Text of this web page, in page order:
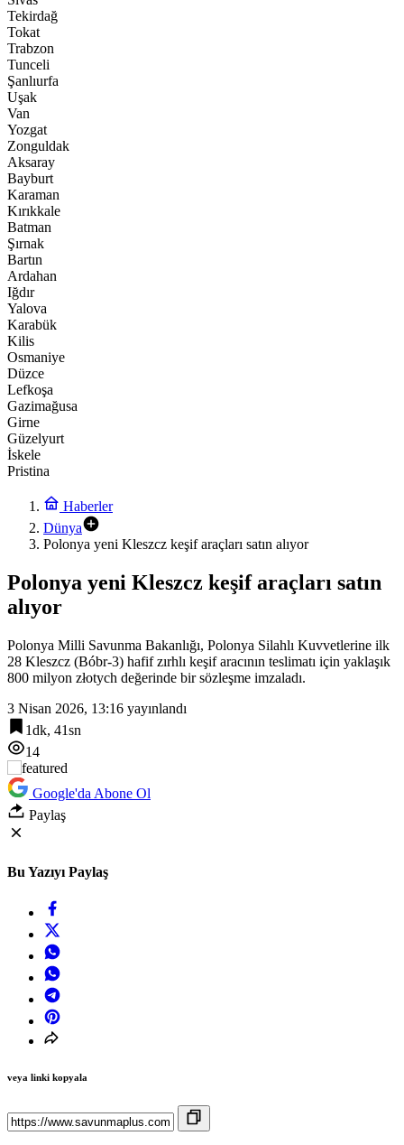
Tekirdağ
Tokat
Trabzon
Tunceli
Şanlıurfa
Uşak
Van
Yozgat
Zonguldak
Aksaray
Bayburt
Karaman
Kırıkkale
Batman
Şırnak
Bartın
Ardahan
Iğdır
Yalova
Karabük
Kilis
Osmaniye
Düzce
Lefkoşa
Gazimağusa
Girne
Güzelyurt
İskele
Pristina
Haberler
Dünya
Polonya yeni Kleszcz keşif araçları satın alıyor
Polonya yeni Kleszcz keşif araçları satın
alıyor
Polonya Milli Savunma Bakanlığı, Polonya Silahlı Kuvvetlerine ilk
28 Kleszcz (Bóbr-3) hafif zırhlı keşif aracının teslimatı için yaklaşık
800 milyon złotych değerinde bir sözleşme imzaladı.
3 Nisan 2026, 13:16 yayınlandı
1dk, 41sn
14
Google'da Abone Ol
Paylaş
Bu Yazıyı Paylaş
veya linki kopyala